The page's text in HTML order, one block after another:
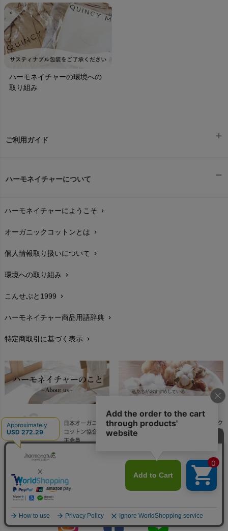
ハーモネイチャーの環境への
取り組み
ご利用ガイド
配送と送料chevron_right
在庫状況と発送予定chevron_right
サイズ・寸法chevron_right
生地・素材chevron_right
お手入れについて
レビューを書こうchevron_right
返品交換chevron_right
FAXでのご注文
お問い合わせchevron_right
ハーモネイチャーについて
ハーモネイチャーにようこそ chevron_right
オーガニックコットンとは chevron_right
個人情報取り扱いについて chevron_right
環境への取り組み chevron_right
こんせぷと1999 chevron_right
ハーモネイチャー商品用語辞典 chevron_right
特定商取引に基づく表示 chevron_right